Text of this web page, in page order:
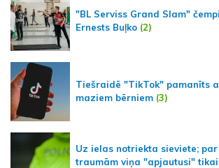
"BL Serviss Grand Slam"
Ernests Buļko (2)
Tiešraidē "TikTok" pamanīts
maziem bērniem (3)
Uz ielas notriekta sieviete;
traumām viņa "apjautusi"